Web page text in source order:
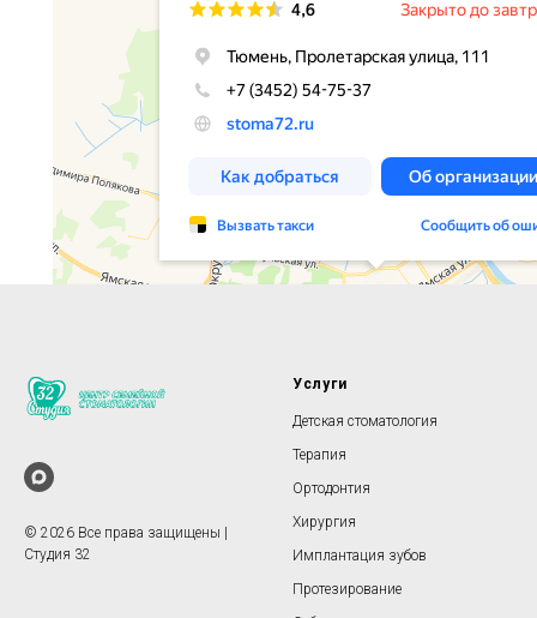
© 2026 Все права защищены |
Студия 32
Услуги
Детская стоматология
Терапия
Ортодонтия
Хирургия
Имплантация зубов
Протезирование